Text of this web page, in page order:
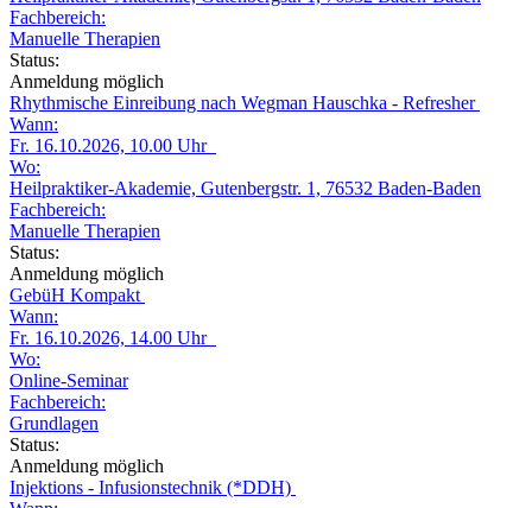
Fachbereich:
Manuelle Therapien
Status:
Anmeldung möglich
Rhythmische Einreibung nach Wegman Hauschka - Refresher
Wann:
Fr. 16.10.2026, 10.00 Uhr
Wo:
Heilpraktiker-Akademie, Gutenbergstr. 1, 76532 Baden-Baden
Fachbereich:
Manuelle Therapien
Status:
Anmeldung möglich
GebüH Kompakt
Wann:
Fr. 16.10.2026, 14.00 Uhr
Wo:
Online-Seminar
Fachbereich:
Grundlagen
Status:
Anmeldung möglich
Injektions - Infusionstechnik (*DDH)